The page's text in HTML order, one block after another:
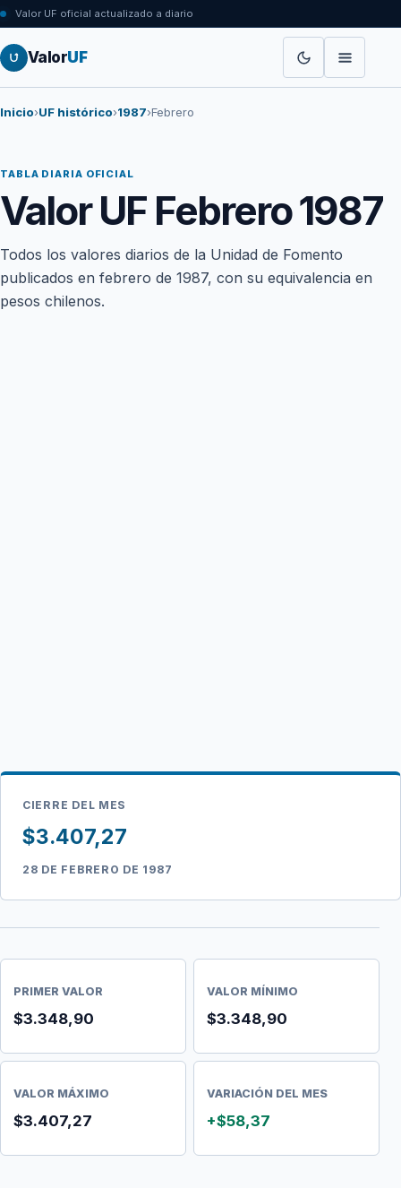
Valor UF oficial actualizado a diario
ValorUF
Inicio›UF histórico›1987›Febrero
TABLA DIARIA OFICIAL
Valor UF Febrero 1987
Todos los valores diarios de la Unidad de Fomento
publicados en febrero de 1987, con su equivalencia en
pesos chilenos.
CIERRE DEL MES
$3.407,27
28 DE FEBRERO DE 1987
PRIMER VALOR
$3.348,90
VALOR MÍNIMO
$3.348,90
VALOR MÁXIMO
$3.407,27
VARIACIÓN DEL MES
+$58,37